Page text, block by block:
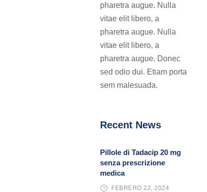
pharetra augue. Nulla
vitae elit libero, a
pharetra augue. Nulla
vitae elit libero, a
pharetra augue. Donec
sed odio dui. Etiam porta
sem malesuada.
Recent News
Pillole di Tadacip 20 mg
senza prescrizione
medica
FEBRERO 22, 2024